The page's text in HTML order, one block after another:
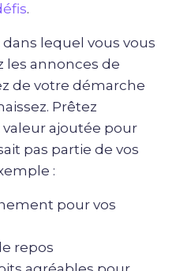
.
lequel vous vous
les annonces de
de votre démarche
Prêtez
ajoutée pour
pas partie de vos
:
pour vos
repos